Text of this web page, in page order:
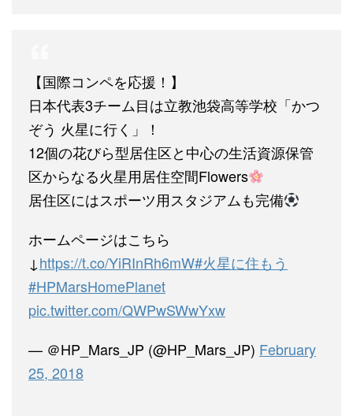
【国際コンペを応援！】
日本代表3チーム目は立教池袋高等学校「かつ
ぞう 火星に行く」！
12個の花びら型居住区と中心の生活資源保管
区からなる火星用居住空間Flowers
居住区にはスポーツ用スタジアムも完備
ホームページはこちら
↓ https://t.co/YiRInRh6mW#火星に住もう
#HPMarsHomePlanet
pic.twitter.com/QWPwSWwYxw
— ＠HP_Mars_JP (@HP_Mars_JP) February
25, 2018